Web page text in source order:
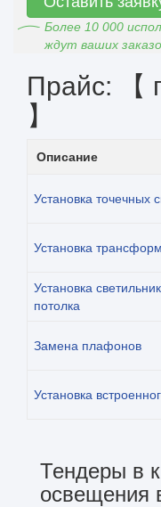
Более 10 000
ждут ваших
Прайс: 【
】
Описание
Установка точечных
Установка
Установка
потолка
Замена плафонов
Установка
Тендеры в
освещения